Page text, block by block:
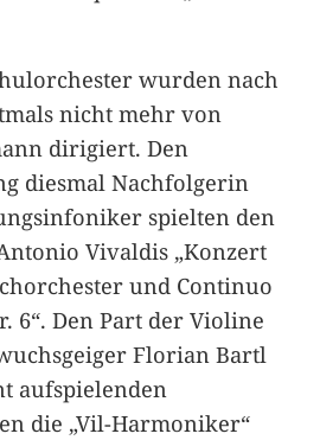
wurden nach
nicht mehr von
dirigiert. Den
diesmal Nachfolgerin
spielten den
Vivaldis „Konzert
und Continuo
6“. Den Part der Violine
Florian Bartl
aufspielenden
die „Vil-Harmoniker“